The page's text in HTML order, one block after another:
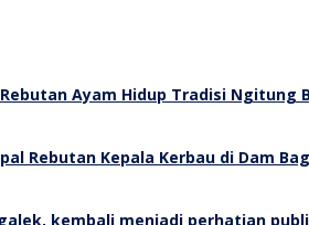
Rebutan Ayam Hidup Tradisi Ngitung
Rebutan Kepala Kerbau di Dam